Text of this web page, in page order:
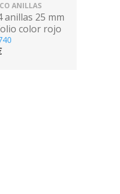
ANILLAS
anillas 25 mm
color rojo